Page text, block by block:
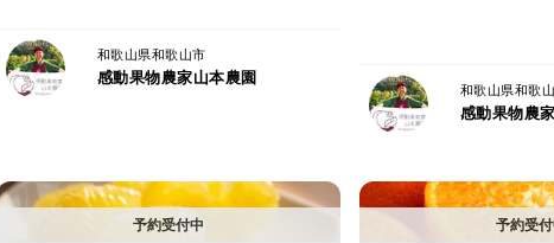
ロールして、メタボになることを防
そして、マグネシウム分などのミ
和歌山県和歌山市
感動果物農家山本農園
和歌山県和歌
感動果物農